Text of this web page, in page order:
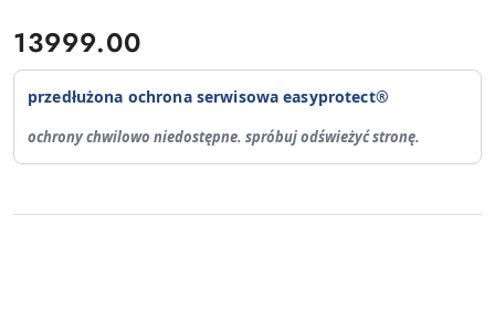
cena:
13999.00
przedłużona ochrona serwisowa easyprotect®
ochrony chwilowo niedostępne. spróbuj odświeżyć stronę.